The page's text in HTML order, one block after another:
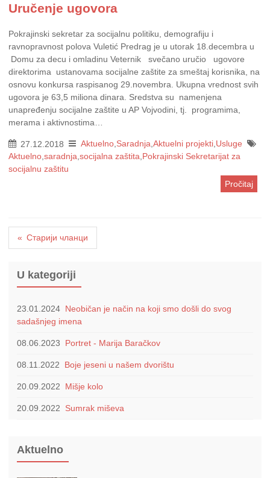
U kategoriji
23.01.2024 Neobičan je način na koji smo došli do svog
sadašnjeg imena
08.06.2023 Portret - Marija Baračkov
08.11.2022 Boje jeseni u našem dvorištu
20.09.2022 Mišje kolo
20.09.2022 Sumrak miševa
Aktuelno
Uručenje ugovora
Pokrajinski sekretar za socijalnu politiku, demografiju i
ravnopravnost polova Vuletić Predrag је u utorak 18.decembra u
Domu za decu i omladinu Veternik svečano uručio ugovore
direktorima ustanovama socijalne zaštite za smeštaj korisnika, na
osnovu konkursa raspisanog 29.novembra. Ukupna vrednost svih
ugovora je 63,5 miliona dinara. Sredstva su namenjena
unapređenju socijalne zaštite u AP Vojvodini, tj. programima,
merama i aktivnostima…
27.12.2018 Aktuelno,Saradnja,Aktuelni projekti,Usluge
Aktuelno,saradnja,socijalna zaštita,Pokrajinski Sekretarijat za
socijalnu zaštitu
Pročitaj
Кретање
чланака
Старији чланци